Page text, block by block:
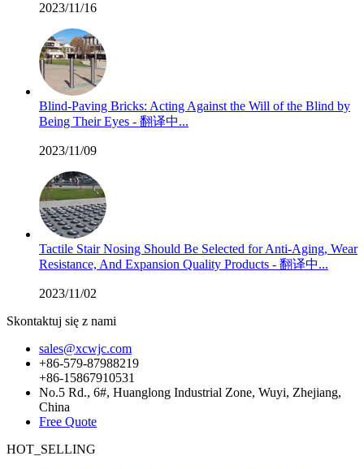
2023/11/16
Blind-Paving Bricks: Acting Against the Will of the Blind by
Being Their Eyes - 翻译中...
2023/11/09
Tactile Stair Nosing Should Be Selected for Anti-Aging, Wear
Resistance, And Expansion Quality Products - 翻译中...
2023/11/02
Skontaktuj się z nami
sales@xcwjc.com
+86-579-87988219
+86-15867910531
No.5 Rd., 6#, Huanglong Industrial Zone, Wuyi, Zhejiang,
China
Free Quote
HOT_SELLING